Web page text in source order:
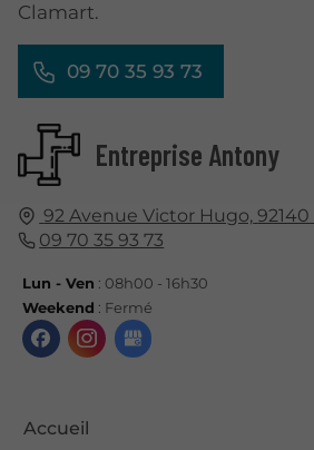
Entreprise Antony
92 Avenue Victor Hugo, 92140
09 70 35 93 73
Lun - Ven : 08h00 - 16h30
Weekend : Fermé
Accueil
Clamart.
09 70 35 93 73